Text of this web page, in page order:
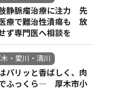
静脈瘤治療に注力 先
療で難治性潰瘍も 放
ず専門医へ相談を
・愛川・清川
パリッと香ばしく、肉
ふっくら― 厚木市小